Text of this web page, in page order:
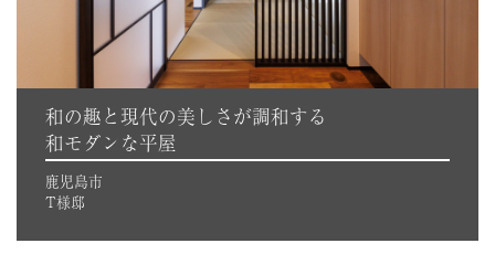
和の趣と現代の美しさが調和する
和モダンな平屋
鹿児島市
T様邸